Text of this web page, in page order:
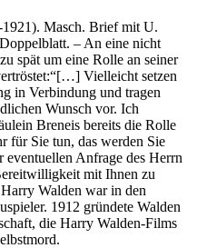
Masch. Brief mit U.
– An eine nicht
spät um eine Rolle an seiner
Vielleicht setzen
in Verbindung und tragen
Wunsch vor. Ich
Breneis bereits die Rolle
für Sie tun, das werden Sie
Anfrage des Herrn
mit Ihnen zu
Walden war in den
1912 gründete Walden
die Harry Walden-Films